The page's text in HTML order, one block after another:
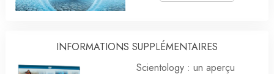
INFORMATIONS SUPPLÉMENTAIRES
Scientology : un aperçu